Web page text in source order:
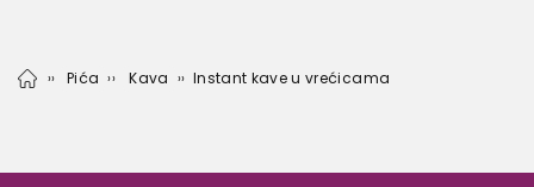
Pića Kava Instant kave u vrećicama